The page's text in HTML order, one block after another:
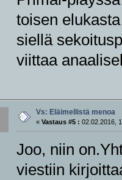
toisen
siellä
viittaa
Vs: Eläimellistä menoa
« Vastaus #5 : 02.02.2016,
Joo, niin
viestiin